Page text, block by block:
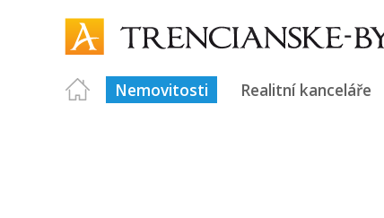
Nemovitosti Realitní kanceláře